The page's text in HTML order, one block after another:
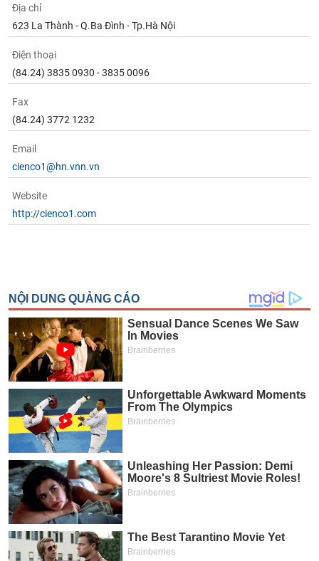
Địa chỉ
623 La Thành - Q.Ba Đình - Tp.Hà Nội
Điện thoại
(84.24) 3835 0930 - 3835 0096
Fax
(84.24) 3772 1232
Email
cienco1@hn.vnn.vn
Website
http://cienco1.com